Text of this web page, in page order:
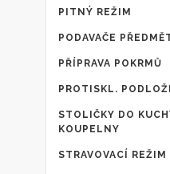
PITNÝ REŽIM
PODAVAČE
PŘÍPRAVA POKRMŮ
PROTISKL.
STOLIČKY DO
KOUPELNY
STRAVOVACÍ REŽIM